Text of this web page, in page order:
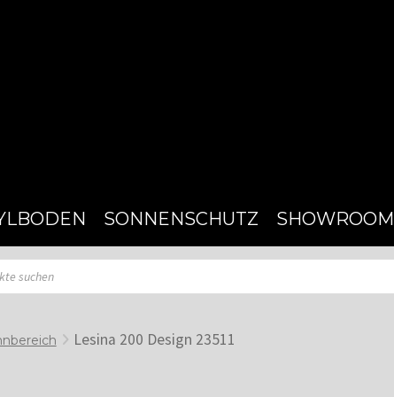
SONNENSCHUTZ SHOWROOM
Lesina 200 Design 23511